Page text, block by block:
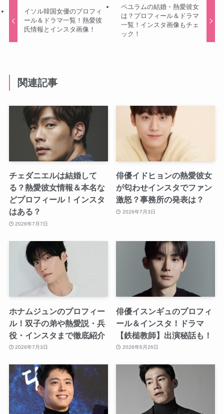
イソル韓国女優のプロフィ
ール＆ドラマ一覧！熱愛彼
氏情報とインスタ画像！
ペユラムの結婚・熱愛彼女
は？プロフィール＆ドラマ
一覧！インスタ画像もチェ
ック！
関連記事
チェダニエルは結婚して
る？熱愛彼女情報＆本名な
どプロフィール！インスタ
はある？
2026年7月7日
俳優イドヒョンの熱愛彼女
が匂わせインスタでファン
激怒？事務所の発表は？
2026年7月3日
ホナムジュンのプロフィー
ル！双子の弟や熱愛説・兵
役・インスタまで徹底紹介
2026年7月3日
俳優イスンギュのプロフィ
ール＆インスタ！ドラマ
【鉄槌教師】出演秘話も！
2026年6月26日